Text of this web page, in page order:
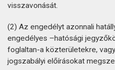
visszavonását.
(2) Az engedélyt azonnali
engedélyes –hatósági
foglaltan-a közterületekre,
jogszabályi előírásokat